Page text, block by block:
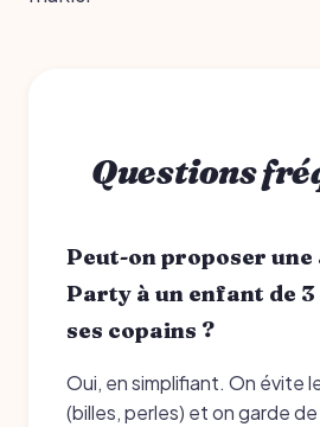
Questions
Peut-on proposer une
Party à un enfant de 3
ses copains ?
Oui, en simplifiant. On évite
(billes, perles) et on garde